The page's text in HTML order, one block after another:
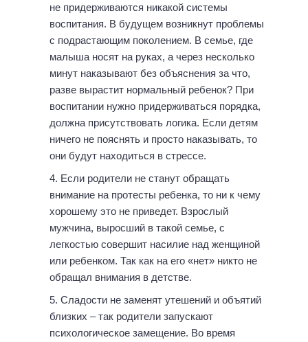
не придерживаются никакой системы
воспитания. В будущем возникнут проблемы
с подрастающим поколением. В семье, где
малыша носят на руках, а через несколько
минут наказывают без объяснения за что,
разве вырастит нормальный ребенок? При
воспитании нужно придерживаться порядка,
должна присутствовать логика. Если детям
ничего не пояснять и просто наказывать, то
они будут находиться в стрессе.
Если родители не станут обращать
внимание на протесты ребенка, то ни к чему
хорошему это не приведет. Взрослый
мужчина, выросший в такой семье, с
легкостью совершит насилие над женщиной
или ребенком. Так как на его «нет» никто не
обращал внимания в детстве.
Сладости не заменят утешений и объятий
близких – так родители запускают
психологическое замещение. Во время